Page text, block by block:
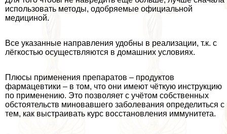
использовать методы, одобряемые официальной
медициной.
Все указанные направления удобны в реализации, т.к. с
лёгкостью осуществляются в домашних условиях.
Плюсы применения препаратов – продуктов
фармацевтики – в том, что они имеют чёткую инструкцию
по применению. Это позволяет с учётом собственных
обстоятельств миновавшего заболевания определиться с
тем, как выстраивать курс восстановления иммунитета.